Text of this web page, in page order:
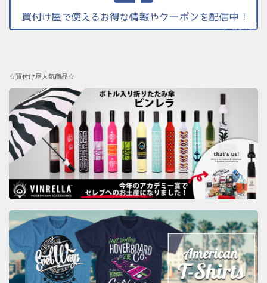
☆買付け屋人気商品☆